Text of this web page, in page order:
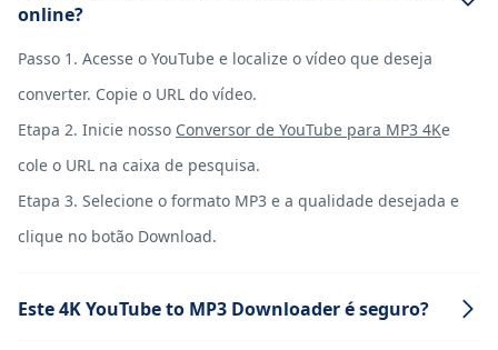
online?
Passo 1. Acesse o YouTube e localize o vídeo que deseja
converter. Copie o URL do vídeo.
Etapa 2. Inicie nosso Conversor de YouTube para MP3 4Ke
cole o URL na caixa de pesquisa.
Etapa 3. Selecione o formato MP3 e a qualidade desejada e
clique no botão Download.
Este 4K YouTube to MP3 Downloader é seguro?